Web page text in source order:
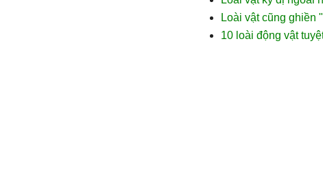
Loài vật cũng ghiền
10 loài động vật